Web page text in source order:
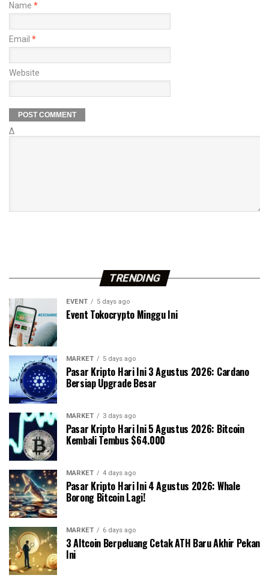
Name *
Email *
Website
Δ
TRENDING
EVENT 5 days ago
Event Tokocrypto Minggu Ini
MARKET 5 days ago
Pasar Kripto Hari Ini 3 Agustus 2026: Cardano
Bersiap Upgrade Besar
MARKET 3 days ago
Pasar Kripto Hari Ini 5 Agustus 2026: Bitcoin
Kembali Tembus $64.000
MARKET 4 days ago
Pasar Kripto Hari Ini 4 Agustus 2026: Whale
Borong Bitcoin Lagi!
MARKET 6 days ago
3 Altcoin Berpeluang Cetak ATH Baru Akhir Pekan
Ini